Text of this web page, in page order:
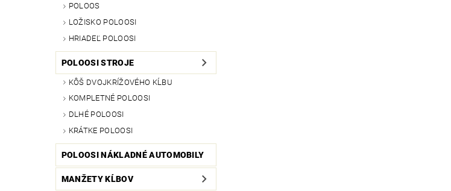
POLOOS
LOŽISKO POLOOSI
HRIADEĽ POLOOSI
POLOOSI STROJE
KÔŠ DVOJKRÍŽOVÉHO KĹBU
KOMPLETNÉ POLOOSI
DLHÉ POLOOSI
KRÁTKE POLOOSI
POLOOSI NÁKLADNÉ AUTOMOBILY
MANŽETY KĹBOV